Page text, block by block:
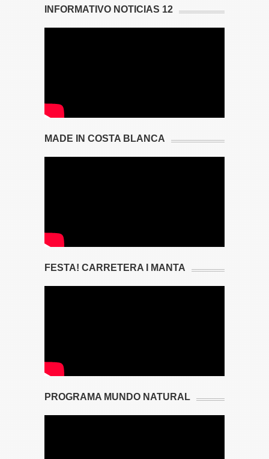
INFORMATIVO NOTICIAS 12
MADE IN COSTA BLANCA
FESTA! CARRETERA I MANTA
PROGRAMA MUNDO NATURAL